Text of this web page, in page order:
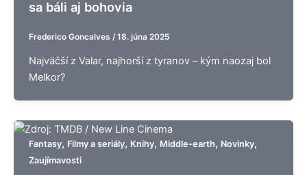
sa báli aj bohovia
Frederico Goncalves / 18. júna 2025
Najväčší z Valar, najhorší z tyranov – kým naozaj bol
Melkor?
Fantasy, Filmy a seriály, Knihy, Middle-earth, Novinky,
Zaujímavosti